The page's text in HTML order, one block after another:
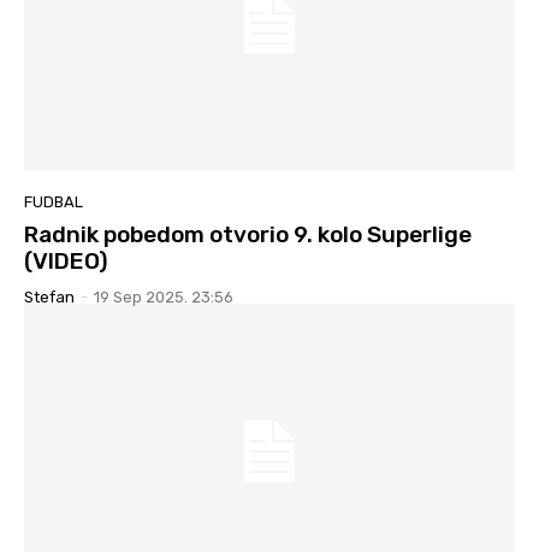
FUDBAL
Radnik pobedom otvorio 9. kolo Superlige
(VIDEO)
Stefan - 19 Sep 2025. 23:56